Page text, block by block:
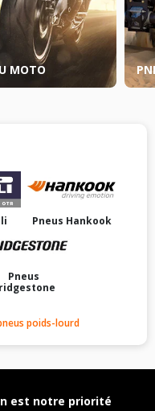
MOTO
Pneus Hankook
Pneus
poids-lourd
est notre priorité